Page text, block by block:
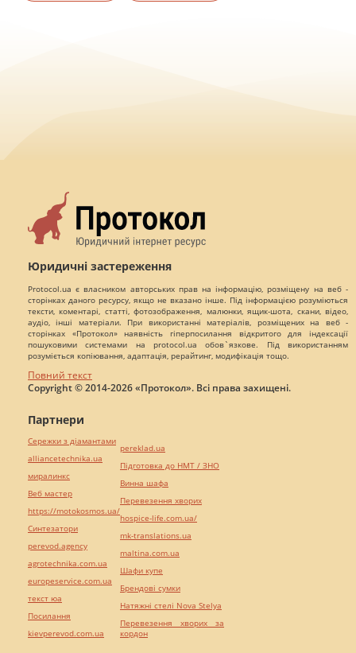
Юридичні застереження
Protocol.ua є власником авторських прав на інформацію, розміщену на веб -
сторінках даного ресурсу, якщо не вказано інше. Під інформацією розуміються
тексти, коментарі, статті, фотозображення, малюнки, ящик-шота, скани, відео,
аудіо, інші матеріали. При використанні матеріалів, розміщених на веб -
сторінках «Протокол» наявність гіперпосилання відкритого для індексації
пошуковими системами на protocol.ua обов`язкове. Під використанням
розуміється копіювання, адаптація, рерайтинг, модифікація тощо.
Повний текст
Copyright © 2014-2026 «Протокол». Всі права захищені.
Партнери
Сережки з діамантами
alliancetechnika.ua
миралинкс
Веб мастер
https://motokosmos.ua/
Синтезатори
perevod.agency
agrotechnika.com.ua
europeservice.com.ua
текст юа
Посилання
kievperevod.com.ua
pereklad.ua
Підготовка до НМТ / ЗНО
Винна шафа
Перевезення хворих
hospice-life.com.ua/
mk-translations.ua
maltina.com.ua
Шафи купе
Брендові сумки
Натяжні стелі Nova Stelya
Перевезення хворих за
кордон